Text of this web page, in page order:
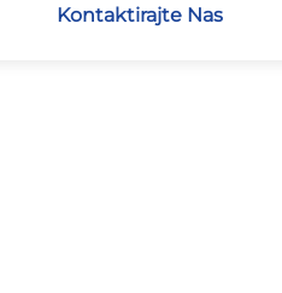
Kontaktirajte Nas